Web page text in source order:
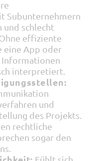
Subunternehmern
und schlecht
effiziente
eine App oder
interpretiert.
und
des Projekts.
rechtliche
sogar den